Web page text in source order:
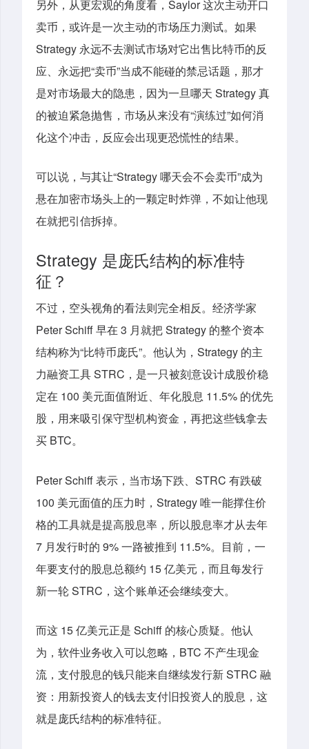
另外，从更宏观的角度看，Saylor 这次主动开口
卖币，或许是一次主动的市场压力测试。如果
Strategy 永远不去测试市场对它出售比特币的反
应、永远把“卖币”当成不能碰的禁忌话题，那才
是对市场最大的隐患，因为一旦哪天 Strategy 真
的被迫紧急抛售，市场从来没有“演练过”如何消
化这个冲击，反应会出现更恐慌性的结果。
可以说，与其让“Strategy 哪天会不会卖币”成为
悬在加密市场头上的一颗定时炸弹，不如让他现
在就把引信拆掉。
Strategy 是庞氏结构的标准特
征？
不过，空头视角的看法则完全相反。经济学家
Peter Schiff 早在 3 月就把 Strategy 的整个资本
结构称为“比特币庞氏”。他认为，Strategy 的主
力融资工具 STRC，是一只被刻意设计成股价稳
定在 100 美元面值附近、年化股息 11.5% 的优先
股，用来吸引保守型机构资金，再把这些钱拿去
买 BTC。
Peter Schiff 表示，当市场下跌、STRC 有跌破
100 美元面值的压力时，Strategy 唯一能撑住价
格的工具就是提高股息率，所以股息率才从去年
7 月发行时的 9% 一路被推到 11.5%。目前，一
年要支付的股息总额约 15 亿美元，而且每发行
新一轮 STRC，这个账单还会继续变大。
而这 15 亿美元正是 Schiff 的核心质疑。他认
为，软件业务收入可以忽略，BTC 不产生现金
流，支付股息的钱只能来自继续发行新 STRC 融
资：用新投资人的钱去支付旧投资人的股息，这
就是庞氏结构的标准特征。